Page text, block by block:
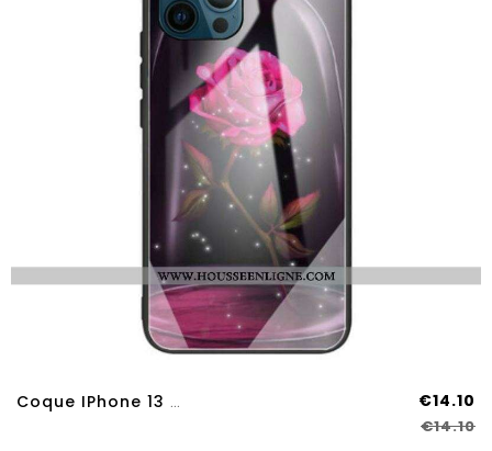
Coque IPhone 13 Pro Max Verre Trempé Rose Magique €14.10
€14.10